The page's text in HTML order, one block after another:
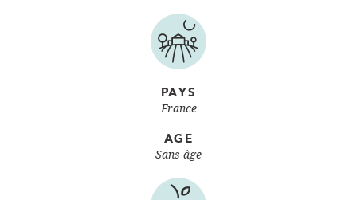
PAYS
France
AGE
Sans âge